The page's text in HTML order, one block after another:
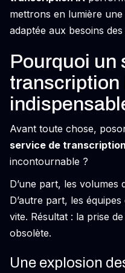
mettrons en lumière
adaptée aux besoins
Pourquoi un
transcription
Avant toute chose,
service de
incontournable ?
D’une part, les volumes
D’autre part, les
vite. Résultat : la prise
obsolète.
Une explosion